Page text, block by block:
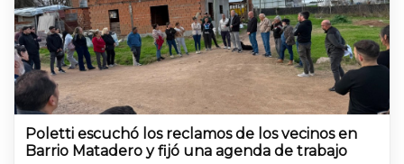
Poletti escuchó los reclamos de los vecinos en
Barrio Matadero y fijó una agenda de trabajo